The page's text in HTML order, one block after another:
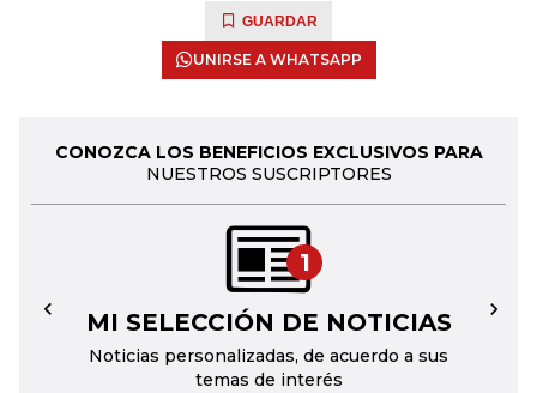
GUARDAR
UNIRSE A WHATSAPP
CONOZCA LOS BENEFICIOS EXCLUSIVOS PARA
NUESTROS SUSCRIPTORES
1
MI SELECCIÓN DE NOTICIAS
Noticias personalizadas, de acuerdo a sus
temas de interés
← →